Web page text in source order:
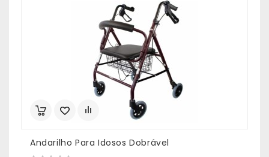
Andarilho Para Idosos Dobrável